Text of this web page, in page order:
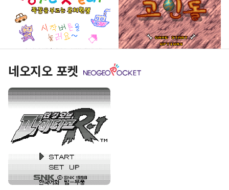
짱구는 못말려! 폭풍을
부르는 유치원생
네오지오 포켓